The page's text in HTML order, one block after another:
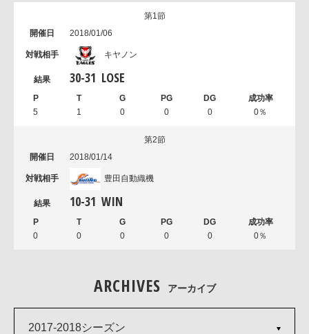
第1節
2018/01/06
キヤノン
30-31 LOSE
5 1 0 0 0 0％
第2節
2018/01/14
豊田自動織機
10-31 WIN
0 0 0 0 0 0％
ARCHIVES アーカイブ
2017-2018シーズン